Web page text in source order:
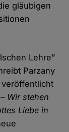
gläubigen
Lehre”
Parzany
veröffentlicht
Wir stehen
Liebe in